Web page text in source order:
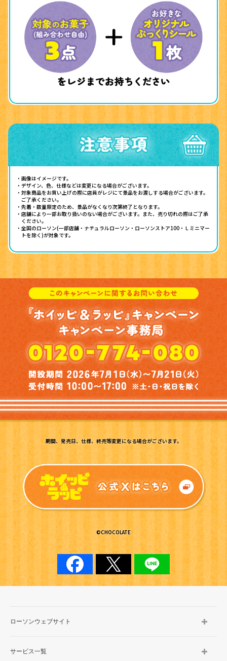
・画像はイメージです。
・デザイン、色、仕様などは変更になる場合がございます。
・対象商品をお買い上げの際に店員がレジにて景品をお渡しする場合がございます。
ご了承ください。
・先着・数量限定のため、景品がなくなり次第終了となります。
・店舗により一部お取り扱いのない場合がございます。また、売り切れの際はご了承
ください。
・全国のローソン(一部店舗・ナチュラルローソン・ローソンストア100・Ｌミニマー
トを除く)が対象です。
期間、発売日、仕様、終売等変更になる場合がございます。
©CHOCOLATE
ローソンウェブサイト
サービス一覧